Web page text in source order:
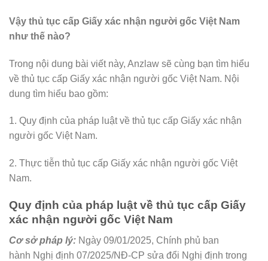
Vậy thủ tục cấp Giấy xác nhận người gốc Việt Nam
như thế nào?
Trong nội dung bài viết này, Anzlaw sẽ cùng bạn tìm hiểu
về thủ tục cấp Giấy xác nhận người gốc Việt Nam. Nội
dung tìm hiểu bao gồm:
1. Quy định của pháp luật về thủ tục cấp Giấy xác nhận
người gốc Việt Nam.
2. Thực tiễn thủ tục cấp Giấy xác nhận người gốc Việt
Nam.
Quy định của pháp luật về thủ tục cấp Giấy
xác nhận người gốc Việt Nam
Cơ sở pháp lý: Ngày 09/01/2025, Chính phủ ban
hành Nghị định 07/2025/NĐ-CP sửa đổi Nghị định trong